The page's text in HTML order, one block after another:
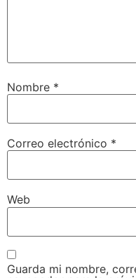
Nombre *
Correo electrónico *
Web
Guarda mi nombre,